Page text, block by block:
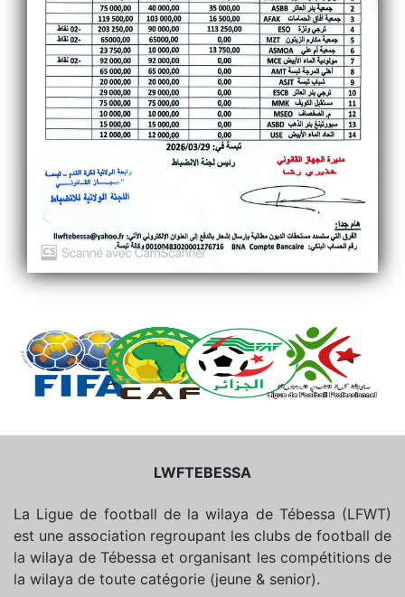
LWFTEBESSA
La Ligue de football de la wilaya de Tébessa (LFWT)
est une association regroupant les clubs de football de
la wilaya de Tébessa et organisant les compétitions de
la wilaya de toute catégorie (jeune & senior).